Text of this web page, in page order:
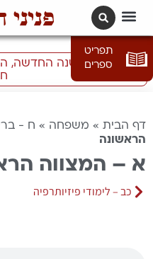
תפריט
ספרים
התכוננו לשנה החדשה,
דף הבית » משפחה » ח -
הראשונה
א – המצווה
כב – לימודי פיזיותרפיה